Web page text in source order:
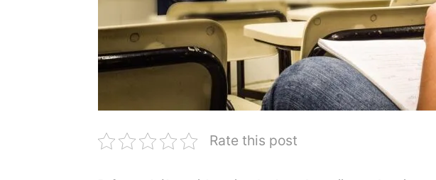
Rate this post